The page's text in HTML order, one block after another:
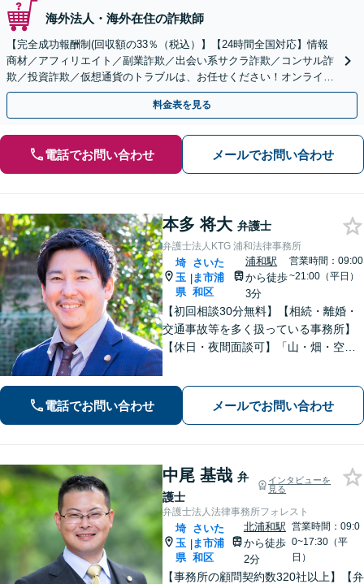
海外法人・海外在住の詐欺師
【完全成功報酬制(回収額の33％（税込）】【24時間全国対応】情報
商材／アフィリエイト／副業詐欺／出会い系サクラ詐欺／コンサル詐
欺／投資詐欺／仮想通貨のトラブルは、お任せください！オンライン
のみで解決も可能！
料金表を見る
電話でお問い合わせ メールでお問い合わせ
本多 将大 弁護士
弁護士法人KTG 浦和法律事務所
埼
玉
県
|
さいた
ま市浦
和区
浦和駅
から徒歩
3分
営業時間：09:00
~21:00（平日）
【初回相談30分無料】【相続・離婚・
交通事故等を多く扱っている事務所】
【休日・夜間面談可】「山・畑・空き
電話でお問い合わせ メールでお問い合わせ
中尾 基哉 弁
護士
インタビューを
見る
弁護士法人法律事務所フォレスト
埼
玉
県
|
さいた
ま市浦
和区
北浦和駅
から徒歩
2分
営業時間：09:0
0~17:30（平
日）
【事務所の顧問契約数320社以上】【弁